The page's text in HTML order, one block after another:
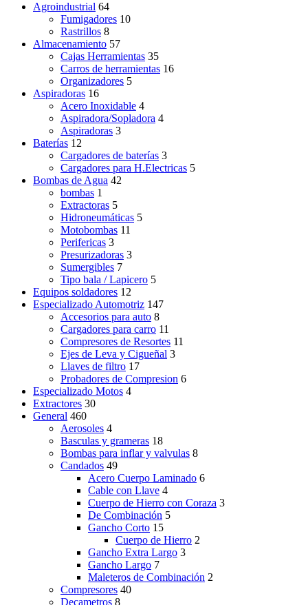
Agroindustrial 64
Fumigadores 10
Rastrillos 8
Almacenamiento 57
Cajas Herramientas 35
Carros de herramientas 16
Organizadores 5
Aspiradoras 16
Acero Inoxidable 4
Aspiradora/Sopladora 4
Aspiradoras 3
Baterías 12
Cargadores de baterías 3
Cargadores para H.Electricas 5
Bombas de Agua 42
bombas 1
Extractoras 5
Hidroneumáticas 5
Motobombas 11
Perifericas 3
Presurizadoras 3
Sumergibles 7
Tipo bala / Lapicero 5
Equipos soldadores 12
Especializado Automotriz 147
Accesorios para auto 8
Cargadores para carro 11
Compresores de Resortes 11
Ejes de Leva y Cigueñal 3
Llaves de filtro 17
Probadores de Compresion 6
Especializado Motos 4
Extractores 30
General 460
Aerosoles 4
Basculas y grameras 18
Bombas para inflar y valvulas 8
Candados 49
Acero Cuerpo Laminado 6
Cable con Llave 4
Cuerpo de Hierro con Coraza 3
De Combinación 5
Gancho Corto 15
Cuerpo de Hierro 2
Gancho Extra Largo 3
Gancho Largo 7
Maleteros de Combinación 2
Compresores 40
Decametros 8